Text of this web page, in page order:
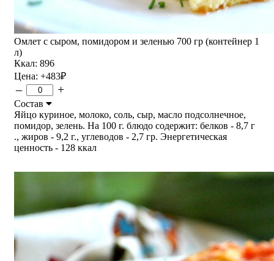
Омлет с сыром, помидором и зеленью 700 гр (контейнер 1
л)
Ккал: 896
Цена: +483₽
– +
Состав
Яйцо куриное, молоко, соль, сыр, масло подсолнечное,
помидор, зелень. На 100 г. блюдо содержит: белков - 8,7 г
., жиров - 9,2 г., углеводов - 2,7 гр. Энергетическая
ценность - 128 ккал